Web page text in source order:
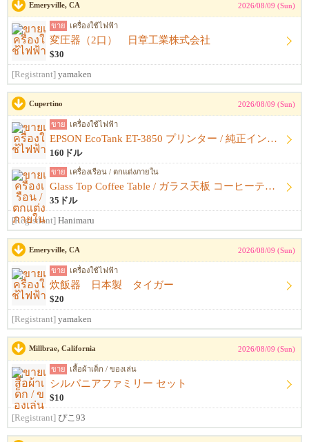
Emeryville, CA 2026/08/09 (Sun)
ขาย เครื่องใช้ไฟฟ้า
変圧器（2口） 日章工業株式会社
$30
[Registrant] yamaken
Cupertino 2026/08/09 (Sun)
ขาย เครื่องใช้ไฟฟ้า
EPSON EcoTank ET-3850 プリンター / 純正インク・箱付き
160ドル
ขาย เครื่องเรือน / ตกแต่งภายใน
Glass Top Coffee Table / ガラス天板 コーヒーテーブル
35ドル
[Registrant] Hanimaru
Emeryville, CA 2026/08/09 (Sun)
ขาย เครื่องใช้ไฟฟ้า
炊飯器 日本製 タイガー
$20
[Registrant] yamaken
Millbrae, California 2026/08/09 (Sun)
ขาย เสื้อผ้าเด็ก / ของเล่น
シルバニアファミリー セット
$10
[Registrant] ぴこ93